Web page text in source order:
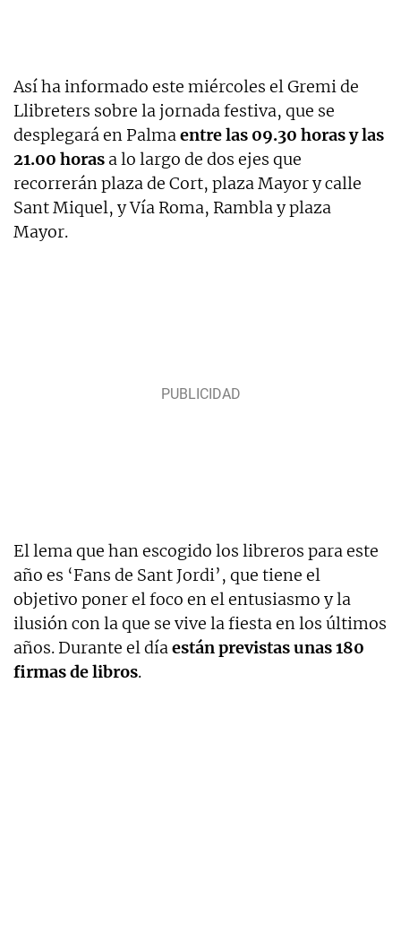
Así ha informado este miércoles el Gremi de
Llibreters sobre la jornada festiva, que se
desplegará en Palmaentre las 09.30 horas y las
21.00 horas a lo largo de dos ejes que
recorrerán plaza de Cort, plaza Mayor y calle
Sant Miquel, y Vía Roma, Rambla y plaza
Mayor.
El lema que han escogido los libreros para este
año es ‘Fans de Sant Jordi’, que tiene el
objetivo poner el foco en el entusiasmo y la
ilusión con la que se vive la fiesta en los últimos
años. Durante el díaestán previstas unas 180
firmas de libros.